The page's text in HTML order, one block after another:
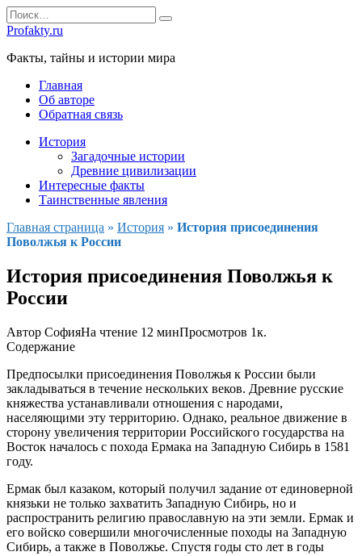
Перейти
к
содержанию
Search
for:
Profakty.ru
Факты, тайны и истории мира
Главная
Об авторе
Обратная связь
История
Загадочные истории
Древние цивилизации
Интересные факты
Таинственные явления
Главная страница » История » История присоединения
Поволжья к России
История присоединения Поволжья к
России
Автор СофияНа чтение 12 минПросмотров 1к.
Содержание
Предпосылки присоединения Поволжья к России были
закладываться в течение нескольких веков. Древние русские
княжества устанавливали отношения с народами,
населяющими эту территорию. Однако, реальное движение в
сторону увеличения территории Российского государства на
Восток началось с похода Ермака на Западную Сибирь в 1581
году.
Ермак был казаком, который получил задание от единоверной
князьки не только захватить Западную Сибирь, но и
распространить религию православную на эти земли. Ермак и
его войско совершили многочисленные походы на Западную
Сибирь, а также в Поволжье. Спустя годы сто лет в годы